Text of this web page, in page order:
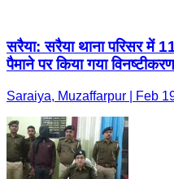
सरैया: सरैया थाना परिसर में
पैमाने पर किया गया विनष्टीकरण
Saraiya, Muzaffarpur | Feb